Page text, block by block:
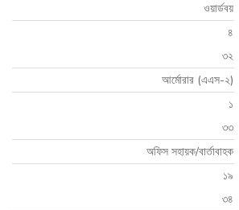
ওয়ার্ডবয়
৪
৩২
আর্মোরার (এএস-২)
১
৩৩
অফিস সহায়ক/বার্তাবাহক
১৯
৩৪